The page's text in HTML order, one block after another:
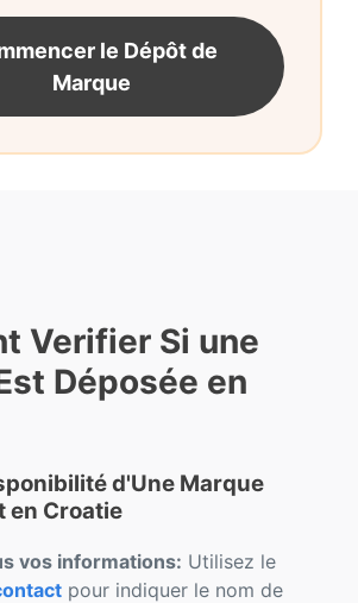
le Dépôt de
Marque
Verifier Si une
Déposée en
d'Une Marque
en Croatie
vos informations: Utilisez le
pour indiquer le nom de